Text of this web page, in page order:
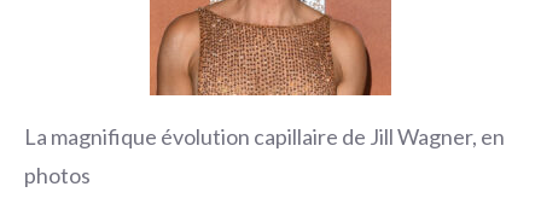
La magnifique évolution capillaire de Jill Wagner, en
photos